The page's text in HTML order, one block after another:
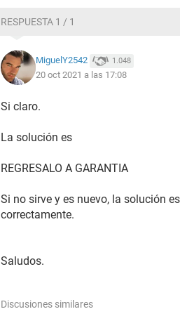
RESPUESTA 1 / 1
MiguelY2542 1.048
20 oct 2021 a las 17:08
Si claro.
La solución es
REGRESALO A GARANTIA
Si no sirve y es nuevo, la solución
correctamente.
Saludos.
Discusiones similares